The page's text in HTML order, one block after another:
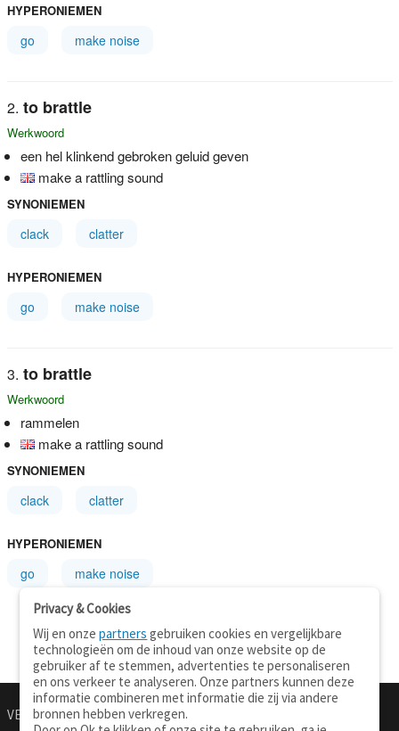
HYPERONIEMEN
go make noise
to brattle
Werkwoord
een hel klinkend gebroken geluid geven
make a rattling sound
SYNONIEMEN
clack clatter
HYPERONIEMEN
go make noise
to brattle
Werkwoord
rammelen
make a rattling sound
SYNONIEMEN
clack clatter
HYPERONIEMEN
go make noise
VERTALEN.NU
Privacy & Cookies
Wij en onzepartners gebruiken cookies en vergelijkbare
technologieën om de inhoud van onze website op de
gebruiker af te stemmen, advertenties te personaliseren
en ons verkeer te analyseren. Onze partners kunnen deze
informatie combineren met informatie die zij via andere
bronnen hebben verkregen.